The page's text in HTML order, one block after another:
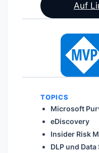
Auf
TOPICS
Microsoft
eDiscovery
Insider Risk
DLP und